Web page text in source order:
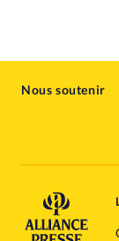
Nous soutenir